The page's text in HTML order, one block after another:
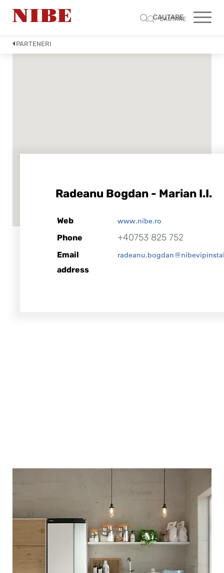
CAUTARE
CAUTARE
PARTENERI
Radeanu Bogdan - Marian I.I.
Web www.nibe.ro
Phone +40753 825 752
Email
address